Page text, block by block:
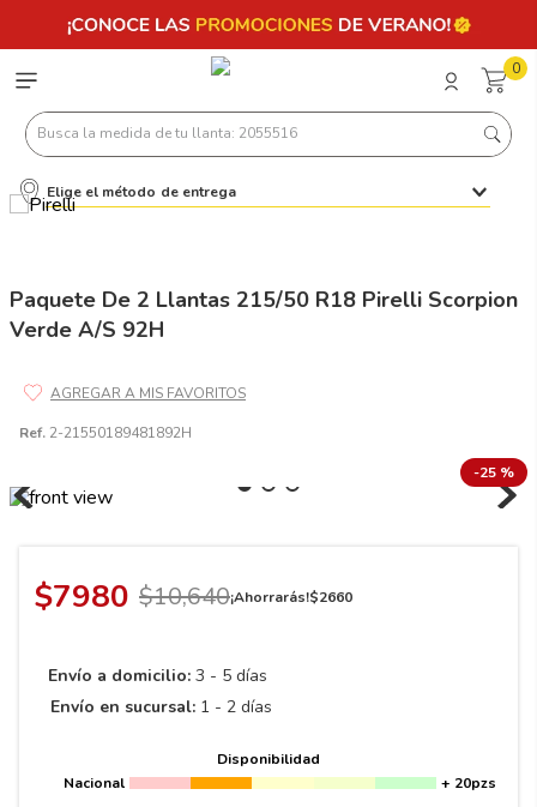
0
Busca la medida de tu llanta: 2055516
Elige el método de entrega
Paquete De 2 Llantas 215/50 R18 Pirelli Scorpion
Verde A/S 92H
Ref. 2-21550189481892H
-25 %
$7980 $10,640¡Ahorrarás!$2660
Envío a domicilio: 3 - 5 días
Envío en sucursal: 1 - 2 días
Disponibilidad
Nacional
+ 20pzs
Términos más buscados
.
7 245